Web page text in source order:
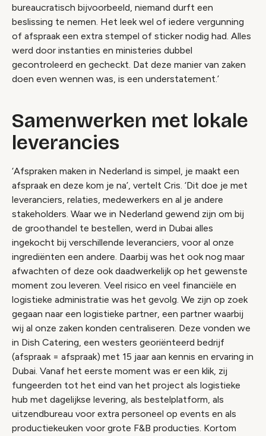
bureaucratisch bijvoorbeeld, niemand durft een
beslissing te nemen. Het leek wel of iedere vergunning
of afspraak een extra stempel of sticker nodig had. Alles
werd door instanties en ministeries dubbel
gecontroleerd en gecheckt. Dat deze manier van zaken
doen even wennen was, is een understatement.’
Samenwerken met lokale
leverancies
‘Afspraken maken in Nederland is simpel, je maakt een
afspraak en deze kom je na’, vertelt Cris. ‘Dit doe je met
leveranciers, relaties, medewerkers en al je andere
stakeholders. Waar we in Nederland gewend zijn om bij
de groothandel te bestellen, werd in Dubai alles
ingekocht bij verschillende leveranciers, voor al onze
ingrediënten een andere. Daarbij was het ook nog maar
afwachten of deze ook daadwerkelijk op het gewenste
moment zou leveren. Veel risico en veel financiële en
logistieke administratie was het gevolg. We zijn op zoek
gegaan naar een logistieke partner, een partner waarbij
wij al onze zaken konden centraliseren. Deze vonden we
in Dish Catering, een westers georiënteerd bedrijf
(afspraak = afspraak) met 15 jaar aan kennis en ervaring in
Dubai. Vanaf het eerste moment was er een klik, zij
fungeerden tot het eind van het project als logistieke
hub met dagelijkse levering, als bestelplatform, als
uitzendbureau voor extra personeel op events en als
productiekeuken voor grote F&B producties. Kortom